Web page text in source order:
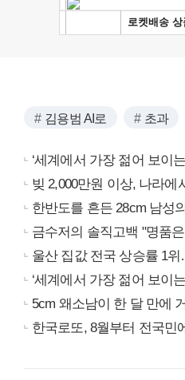
김용범 AI로 초과
‘세계에서 가장 젊어 보이
빚 2,000만원 이상, 나라에
한반도를 흔든 28cm 남성
금수저의 솔직고백 "명품
울산 집값 전국 상승률 1
‘세계에서 가장 젊어 보이
5cm 왜소남이 한 달 만에
한국로또, 8월부터 전국민